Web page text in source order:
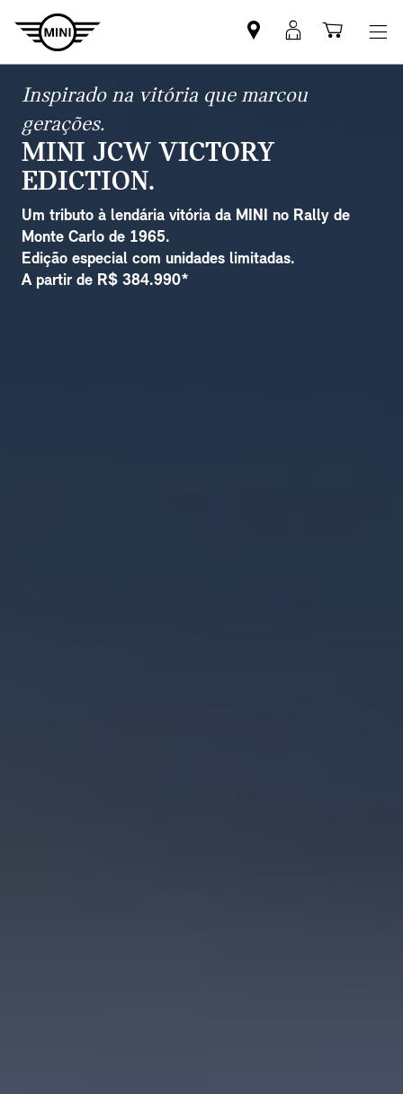
Mini
dealer
MyMini
logincart
Inspirado na vitória que marcou
gerações.
MINI JCW VICTORY
EDICTION.
Um tributo à lendária vitória da MINI no Rally de
Monte Carlo de 1965.
Edição especial com unidades limitadas.
A partir de R$ 384.990*